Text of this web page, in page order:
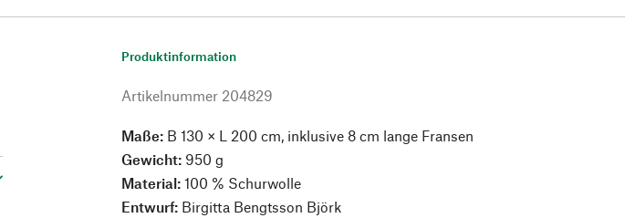
Produktinformation
Artikelnummer 204829
Maße: B 130 × L 200 cm, inklusive 8 cm lange Fransen
Gewicht: 950 g
Material:100 % Schurwolle
Entwurf: Birgitta Bengtsson Björk